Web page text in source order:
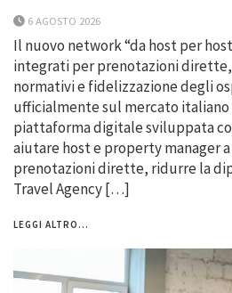
6 AGOSTO 2026
Il nuovo network “da host per
integrati per prenotazioni
normativi e fidelizzazione degli
ufficialmente sul mercato italiano
piattaforma digitale sviluppata
aiutare host e property manager
prenotazioni dirette, ridurre la
Travel Agency […]
LEGGI ALTRO...